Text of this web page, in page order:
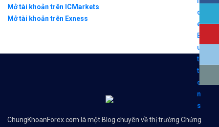
Mở tài khoản trên ICMarkets
Mở tài khoản trên Exness
ChungKhoanForex.com là một Blog chuyên về thị trường Chứng